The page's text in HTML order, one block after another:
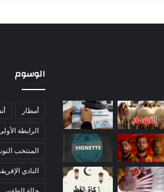
الوسوم
أمطار
الرابطة
المنتخب
النادي